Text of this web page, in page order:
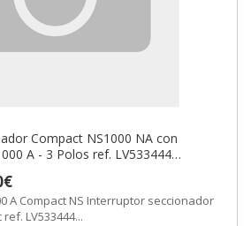
Compact NS1000 NA con
A - 3 Polos ref. LV533444
LV533444...